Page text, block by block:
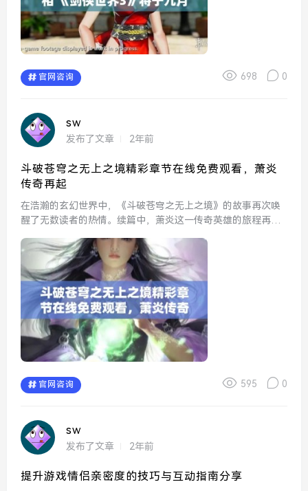
官网咨询 698 0
sw
发布了文章 2年前
斗破苍穹之无上之境精彩章节在线免费观看，萧炎
传奇再起
在浩瀚的玄幻世界中，《斗破苍穹之无上之境》的故事再次唤
醒了无数读者的热情。续篇中，萧炎这一传奇英雄的旅程再度
冒险，他不仅要面对强大的敌人，还要经历内心的挣扎和成
长。与此同...
官网咨询 595 0
sw
发布了文章 2年前
提升游戏情侣亲密度的技巧与互动指南分享